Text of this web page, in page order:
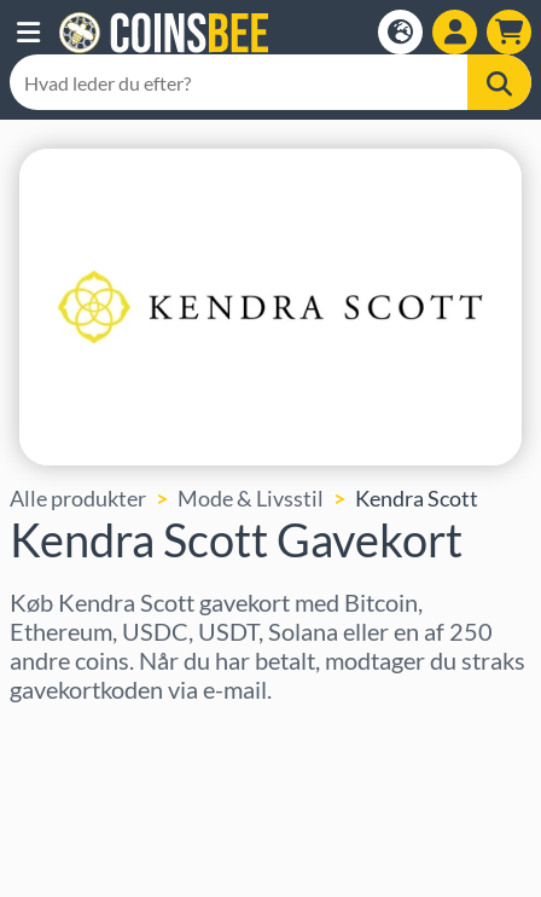
Alle produkter Mode & Livsstil Kendra Scott
Kendra Scott Gavekort
Køb Kendra Scott gavekort med Bitcoin,
Ethereum, USDC, USDT, Solana eller en af 250
andre coins. Når du har betalt, modtager du straks
gavekortkoden via e-mail.